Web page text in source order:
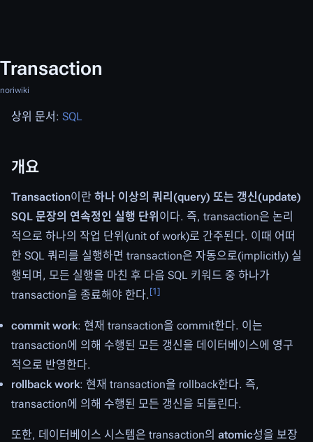
Transaction
noriwiki
상위 문서: SQL
개요
Transaction이란 하나 이상의 쿼리(query) 또는 갱신(update)
SQL 문장의 연속정인 실행 단위 이다. 즉, transaction은 논리
적으로 하나의 작업 단위(unit of work)로 간주된다. 이때 어떠
한 SQL 쿼리를 실행하면 transaction은 자동으로(implicitly) 실
행되며, 모든 실행을 마친 후 다음 SQL 키워드 중 하나가
transaction을 종료해야 한다. [1]
commit work: 현재 transaction을 commit한다. 이는
transaction에 의해 수행된 모든 갱신을 데이터베이스에 영구
적으로 반영한다.
rollback work: 현재 transaction을 rollback한다. 즉,
transaction에 의해 수행된 모든 갱신을 되돌린다.
또한, 데이터베이스 시스템은 transaction의 atomic성을 보장